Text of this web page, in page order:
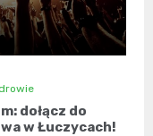
dołącz do
w Łuczycach!